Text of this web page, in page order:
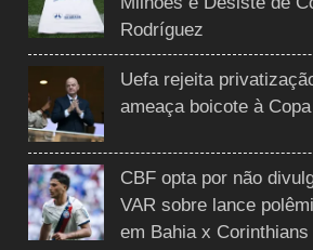
Rodríguez
Uefa rejeita
ameaça boicote à
CBF opta por não
VAR sobre lance
em Bahia x Corinthians